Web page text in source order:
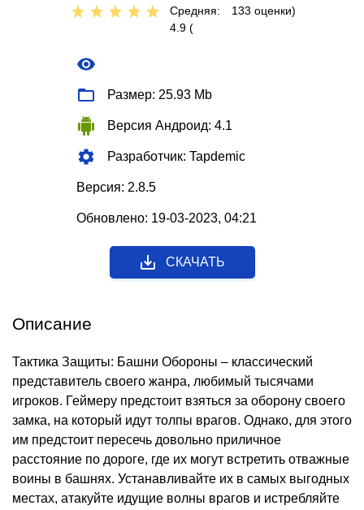
Средняя:
4.9 (
133 оценки)
Размер: 25.93 Mb
Версия Андроид: 4.1
Разработчик: Tapdemic
Версия: 2.8.5
Обновлено: 19-03-2023, 04:21
СКАЧАТЬ
Описание
Тактика Защиты: Башни Обороны – классический
представитель своего жанра, любимый тысячами
игроков. Геймеру предстоит взяться за оборону своего
замка, на который идут толпы врагов. Однако, для этого
им предстоит пересечь довольно приличное
расстояние по дороге, где их могут встретить отважные
воины в башнях. Устанавливайте их в самых выгодных
местах, атакуйте идущие волны врагов и истребляйте